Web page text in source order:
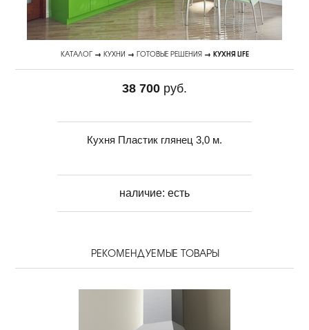
КАТАЛОГ→ КУХНИ → ГОТОВЫЕ РЕШЕНИЯ→ КУХНЯ LIFE
Кухня Пластик глянец 3,0 м.
наличие: есть
38 700руб.
РЕКОМЕНДУЕМЫЕ ТОВАРЫ